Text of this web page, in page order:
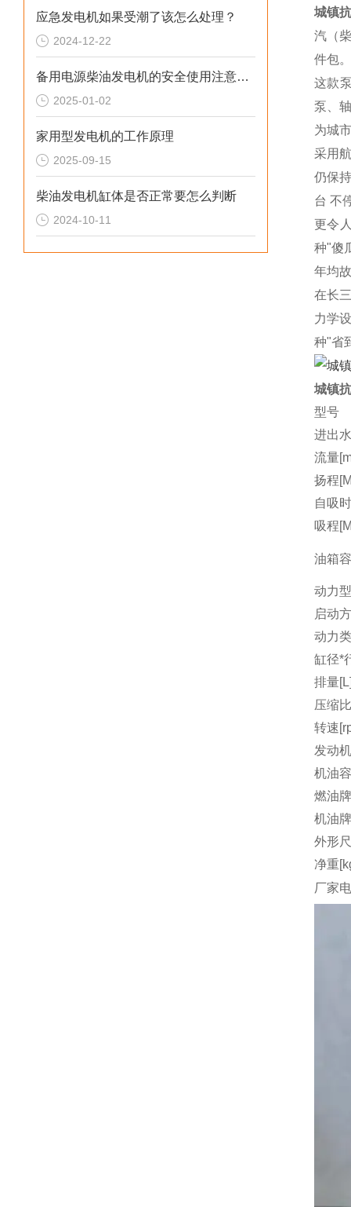
应急发电机如果受潮了该怎么处理？
2024-12-22
备用电源柴油发电机的安全使用注意事项
2025-01-02
家用型发电机的工作原理
2025-09-15
柴油发电机缸体是否正常要怎么判断
2024-10-11
城镇
汽（
件包。
这款
泵、
为城
采用
仍保
台 不
更令
种"傻
年均
在长
力学
种"省
城镇
型号
进出
流量
扬程
自吸
吸程
油箱
动力
启动
动力
缸径*
排量
压缩比
转速
发动
机油
燃油
机油
外形
净重
厂家